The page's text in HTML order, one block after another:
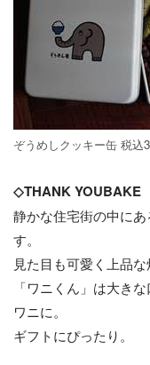
ぞうめしクッキー缶 税込
◇THANK YOUBAKE
静かな住宅街の中に
す。
見た目も可愛く上品な
「ワニくん」は大き
ワニに。
ギフトにぴったり。